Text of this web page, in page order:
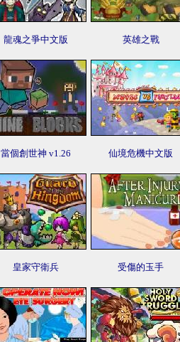
龍魂之爭中文版 英雄之戰
當個創世神 v1.26 仙境危機中文版
皇家守衛兵 受傷的玉手